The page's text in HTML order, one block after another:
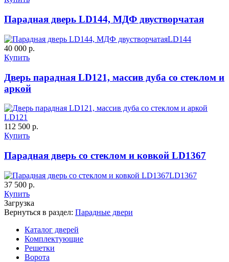
К-37 Н К-46 30
C70
C71
C73
Парадная дверь LD144, МДФ двустворчатая
LD144
40 000 р.
Купить
Дверь парадная LD121, массив дуба со стеклом и
аркой
LD121
112 500 р.
Купить
Парадная дверь со стеклом и ковкой LD1367
LD1367
37 500 р.
Купить
Загрузка
Вернуться в раздел: Парадные двери
Каталог дверей
Комплектующие
Решетки
Ворота